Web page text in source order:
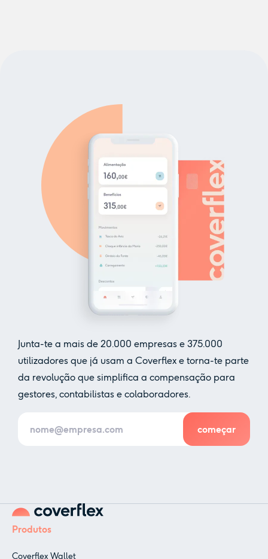
Junta-te a mais de 20.000 empresas e 375.000
utilizadores que já usam a Coverflex e torna-te parte
da revolução que simplifica a compensação para
gestores, contabilistas e colaboradores.
Produtos
Coverflex Wallet